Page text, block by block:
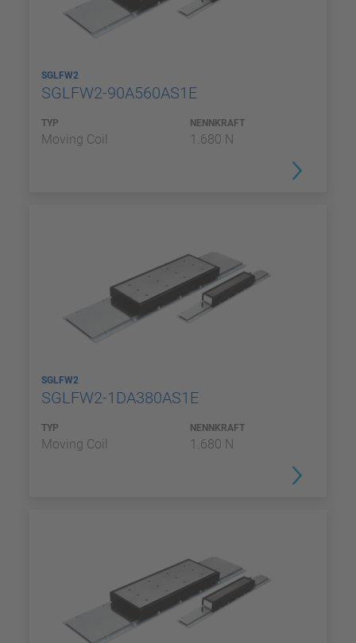
SGLFW2
SGLFW2-90A560AS1E
TYP
Moving Coil
NENNKRAFT
1.680 N
SGLFW2
SGLFW2-1DA380AS1E
TYP
Moving Coil
NENNKRAFT
1.680 N